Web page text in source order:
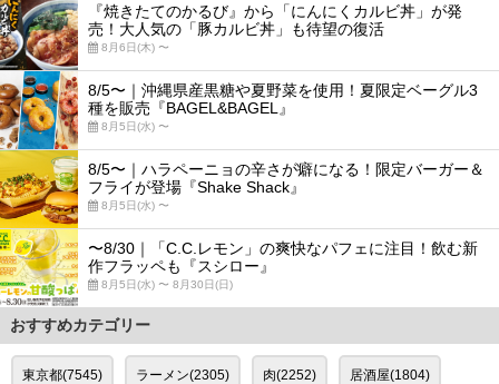
『焼きたてのかるび』から「にんにくカルビ丼」が発
売！大人気の「豚カルビ丼」も待望の復活
8月6日(木) 〜
8/5〜｜沖縄県産黒糖や夏野菜を使用！夏限定ベーグル3
種を販売『BAGEL&BAGEL』
8月5日(水) 〜
8/5〜｜ハラペーニョの辛さが癖になる！限定バーガー＆
フライが登場『Shake Shack』
8月5日(水) 〜
〜8/30｜「C.C.レモン」の爽快なパフェに注目！飲む新
作フラッペも『スシロー』
8月5日(水) 〜 8月30日(日)
おすすめカテゴリー
東京都(7545) ラーメン(2305) 肉(2252) 居酒屋(1804)